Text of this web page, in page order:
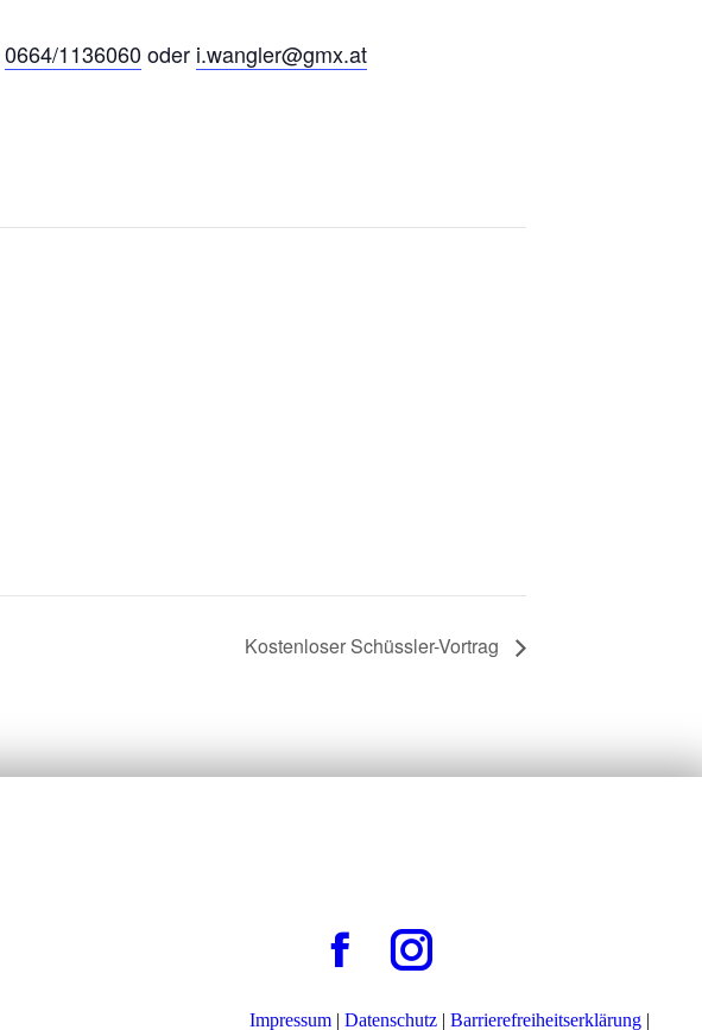
0664/1136060 oder i.wangler@gmx.at
Kostenloser Schüssler-Vortrag
Impressum | Datenschutz | Barrierefreiheitserklärung |